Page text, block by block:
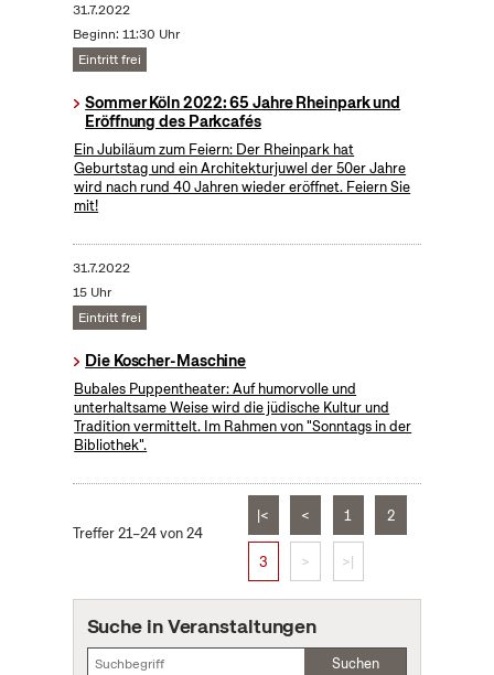
31.7.2022
Beginn: 11:30 Uhr
Eintritt frei
Sommer Köln 2022: 65 Jahre Rheinpark und
Eröffnung des Parkcafés
Ein Jubiläum zum Feiern: Der Rheinpark hat
Geburtstag und ein Architekturjuwel der 50er Jahre
wird nach rund 40 Jahren wieder eröffnet. Feiern Sie
mit!
31.7.2022
15 Uhr
Eintritt frei
Die Koscher-Maschine
Bubales Puppentheater: Auf humorvolle und
unterhaltsame Weise wird die jüdische Kultur und
Tradition vermittelt. Im Rahmen von "Sonntags in der
Bibliothek".
Treffer 21–24 von 24
|< < 1 2
3 > >|
Suche in Veranstaltungen
Suchen